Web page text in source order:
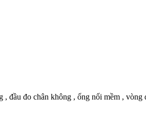
đầu đo chân không , ống nối mềm ,